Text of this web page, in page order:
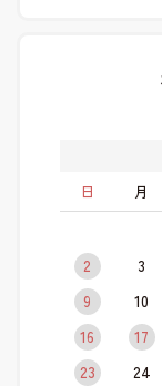
日
月
2
3
9
10
16
17
23
24